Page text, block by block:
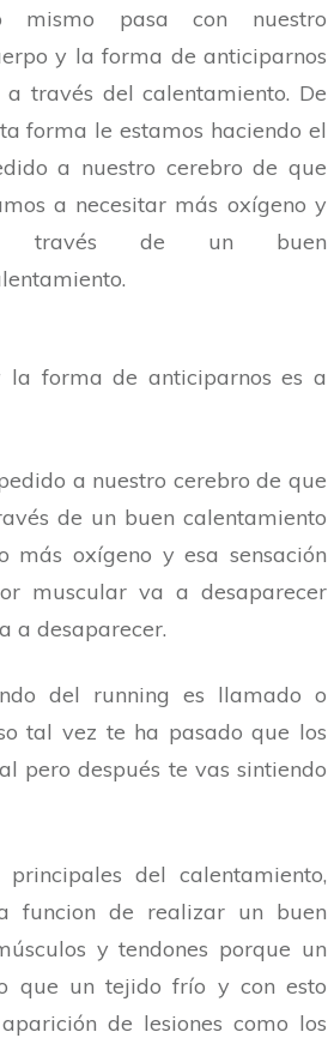
mismo pasa con nuestro
y la forma de anticiparnos
a través del calentamiento. De
forma le estamos haciendo el
a nuestro cerebro de que
a necesitar más oxígeno y
través de un buen
la forma de anticiparnos es a
a nuestro cerebro de que
de un buen calentamiento
más oxígeno y esa sensación
muscular va a desaparecer
a desaparecer.
del running es llamado o
tal vez te ha pasado que los
pero después te vas sintiendo
del calentamiento,
funcion de realizar un buen
y tendones porque un
que un tejido frío y con esto
de lesiones como los